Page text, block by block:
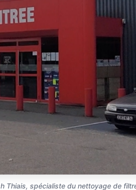
Thiais, spécialiste du nettoyage de